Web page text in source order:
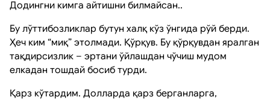
Додингни кимга айтишни билмайсан..
Бу лўттибозликлар бутун халқ кўз ўнгида рўй берди.
Ҳеч ким “миқ” этолмади. Қўрқув. Бу қўрқувдан яралган
тақдирсизлик – эртани ўйлашдан чўчиш мудом
елкадан тошдай босиб турди.
Қарз кўтардим. Долларда қарз берганларга,